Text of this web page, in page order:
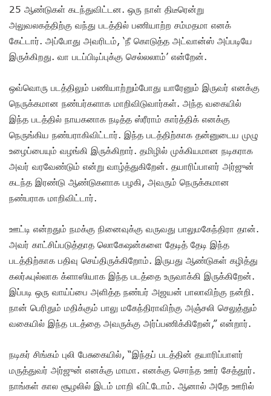
25 ஆண்டுகள் கடந்துவிட்டன‌. ஒரு நாள் திடீரென்று
அலுவலகத்திற்கு வந்து படத்தில் பணியாற்ற சம்மதமா எனக்
கேட்டார். அப்போது அவரிடம், ‘நீ கொடுத்த அட்வான்ஸ் அப்படியே
இருக்கிறது. வா படப்பிடிப்புக்கு செல்லலாம்’ என்றேன்.
ஒவ்வொரு படத்திலும் பணியாற்றும்போது யாரேனும் இருவர் எனக்கு
நெருக்கமான நண்பர்களாக மாறிவிடுவார்கள். அந்த வகையில்
இந்த படத்தில் நாயகனாக நடித்த ஸ்ரீராம் கார்த்திக் எனக்கு
நெருங்கிய நண்பராகிவிட்டார். இந்த படத்திற்காக தன்னுடைய முழு
உழைப்பையும் வழங்கி இருக்கிறார். தமிழில் முக்கியமான நடிகராக
அவர் வரவேண்டும் என்று வாழ்த்துகிறேன். தயாரிப்பாளர் அர்ஜுன்
கடந்த இரண்டு ஆண்டுகளாக பழகி, அவரும் நெருக்கமான
நண்பராக மாறிவிட்டார்.‌
ஊட்டி என்றதும் நமக்கு நினைவுக்கு வருவது பாலுமகேந்திரா தான்.
அவர் காட்சிப்படுத்தாத லொகேஷன்களை தேடித் தேடி இந்த
படத்திற்காக பதிவு செய்திருக்கிறோம். இருபது ஆண்டுகள் கழித்து
கலர்ஃபுல்லாக க்ளாஸியாக இந்த படத்தை உருவாக்கி இருக்கிறேன்.
இப்படி ஒரு வாய்ப்பை அளித்த நண்பர் அஜயன் பாலாவிற்கு நன்றி.
நான் பெரிதும் மதிக்கும் பாலு மகேந்திராவிற்கு அஞ்சலி செலுத்தும்
வகையில் இந்த படத்தை அவருக்கு அர்ப்பணிக்கிறேன்,” என்றார்.
நடிகர் சிங்கம் புலி பேசுகையில், “இந்தப் படத்தின் தயாரிப்பாளர்
மருத்துவர் அர்ஜுன் எனக்கு மாமா. எனக்கு சொந்த ஊர் சேத்தூர்.‌
நாங்கள் கால சூழலில் இடம் மாறி விட்டோம். ஆனால் அதே ஊரில்